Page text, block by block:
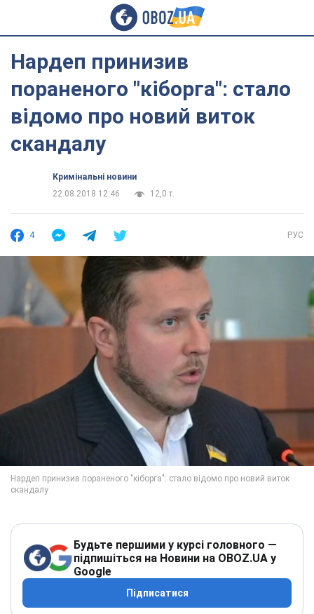
Нардеп принизив
пораненого "кіборга": стало
відомо про новий виток
скандалу
Кримінальні новини
22.08.2018 12:46
12,0 т.
4 РУС
Будьте першими у курсі головного —
підпишіться на Новини на OBOZ.UA у
Google
Підписатися